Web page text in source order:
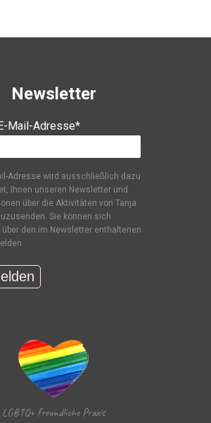
Newsletter
Mail-Adresse*
Adresse wird ausschließlich dazu
Ihnen unseren Newsletter und
über die Aktivitäten von Tanja
Sie können sich
den im Newsletter enthaltenen
LGBTQ+ freundliche Praxis